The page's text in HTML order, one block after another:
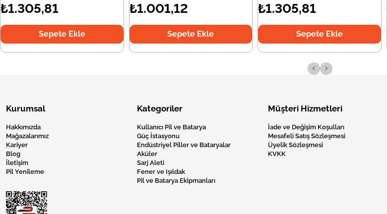
₺1.305,81
Sepete Ekle
₺1.001,12
Sepete Ekle
₺1.305,81
Sepete Ekle
‹ ›
Kurumsal
Hakkımızda
Mağazalarımız
Kariyer
Blog
İletişim
Pil Yenileme
Kategoriler
Kullanıcı Pil ve Batarya
Güç İstasyonu
Endüstriyel Piller ve Bataryalar
Aküler
Sarj Aleti
Fener ve Işıldak
Pil ve Batarya Ekipmanları
Müşteri Hizmetleri
İade ve Değişim Koşulları
Mesafeli Satış Sözleşmesi
Üyelik Sözleşmesi
KVKK